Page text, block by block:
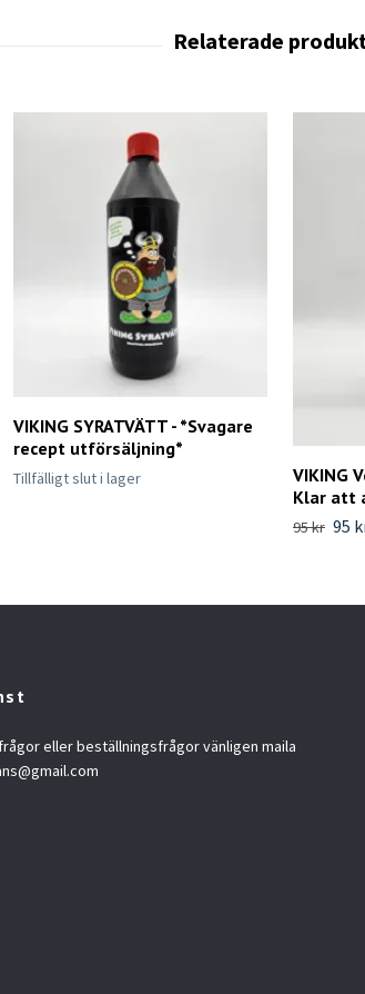
VIKING SYRATVÄTT - *Svagare
recept utförsäljning*
Tillfälligt slut i lager
VIKING
Klar att
95 kr 95
eller beställningsfrågor vänligen maila